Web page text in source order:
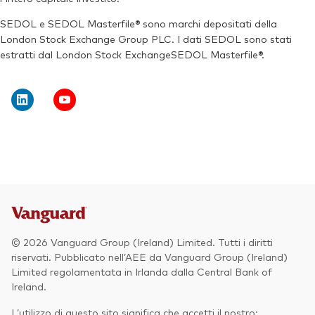
Reuters:V40A.DE
SEDOL:BN2YCD7
SEDOL e SEDOL Masterfile® sono marchi depositati della
London Stock Exchange Group PLC. I dati SEDOL sono stati
estratti dal London Stock ExchangeSEDOL Masterfile®.
© 2026 Vanguard Group (Ireland) Limited. Tutti i diritti
riservati. Pubblicato nell’AEE da Vanguard Group (Ireland)
Limited regolamentata in Irlanda dalla Central Bank of
Ireland.
L’utilizzo di questo sito significa che accetti il nostro: